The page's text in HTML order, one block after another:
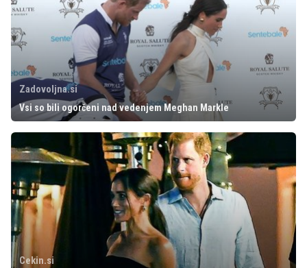
Zadovoljna.si
Vsi so bili ogorčeni nad vedenjem Meghan Markle
Cekin.si